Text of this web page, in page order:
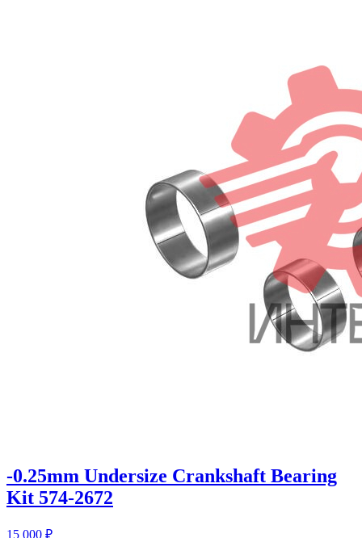
-0.25mm Undersize Crankshaft Bearing
Kit 574-2672
15 000 ₽